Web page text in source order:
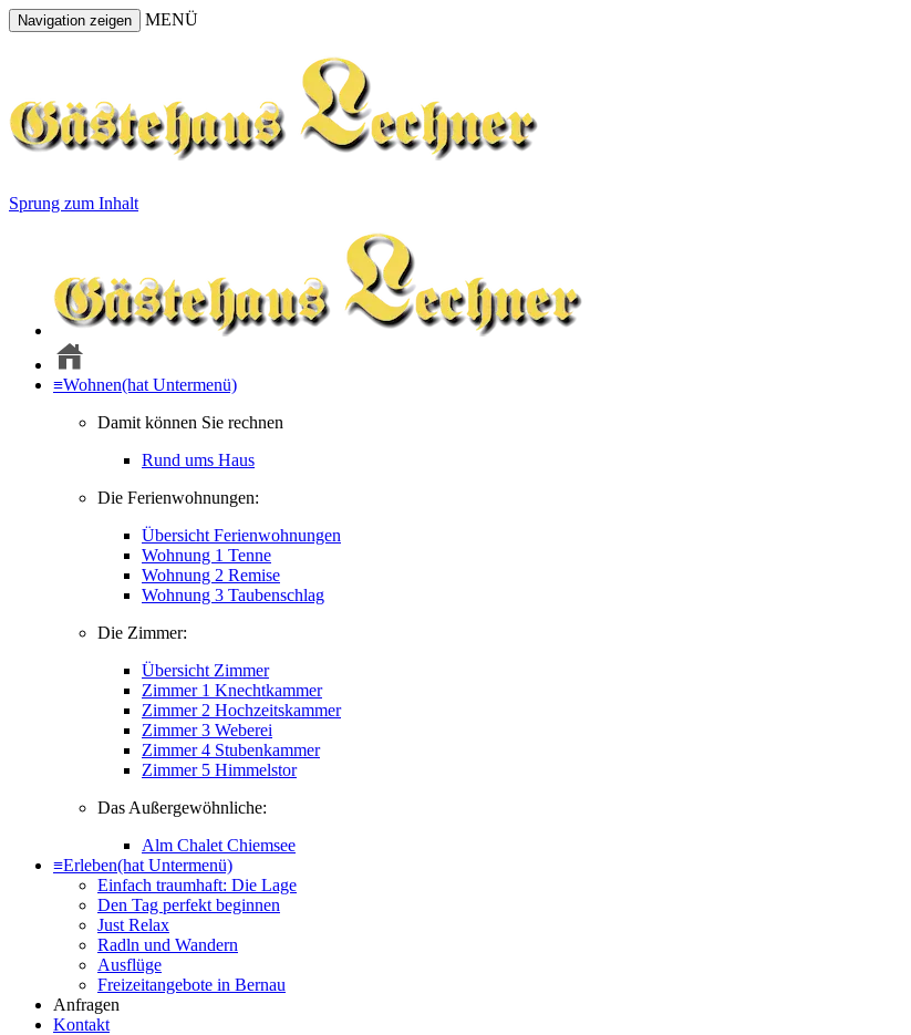
Navigation zeigen MENÜ
Sprung zum Inhalt
≡Wohnen(hat Untermenü)
Damit können Sie rechnen
Rund ums Haus
Die Ferienwohnungen:
Übersicht Ferienwohnungen
Wohnung 1 Tenne
Wohnung 2 Remise
Wohnung 3 Taubenschlag
Die Zimmer:
Übersicht Zimmer
Zimmer 1 Knechtkammer
Zimmer 2 Hochzeitskammer
Zimmer 3 Weberei
Zimmer 4 Stubenkammer
Zimmer 5 Himmelstor
Das Außergewöhnliche:
Alm Chalet Chiemsee
≡Erleben(hat Untermenü)
Einfach traumhaft: Die Lage
Den Tag perfekt beginnen
Just Relax
Radln und Wandern
Ausflüge
Freizeitangebote in Bernau
Anfragen
Kontakt